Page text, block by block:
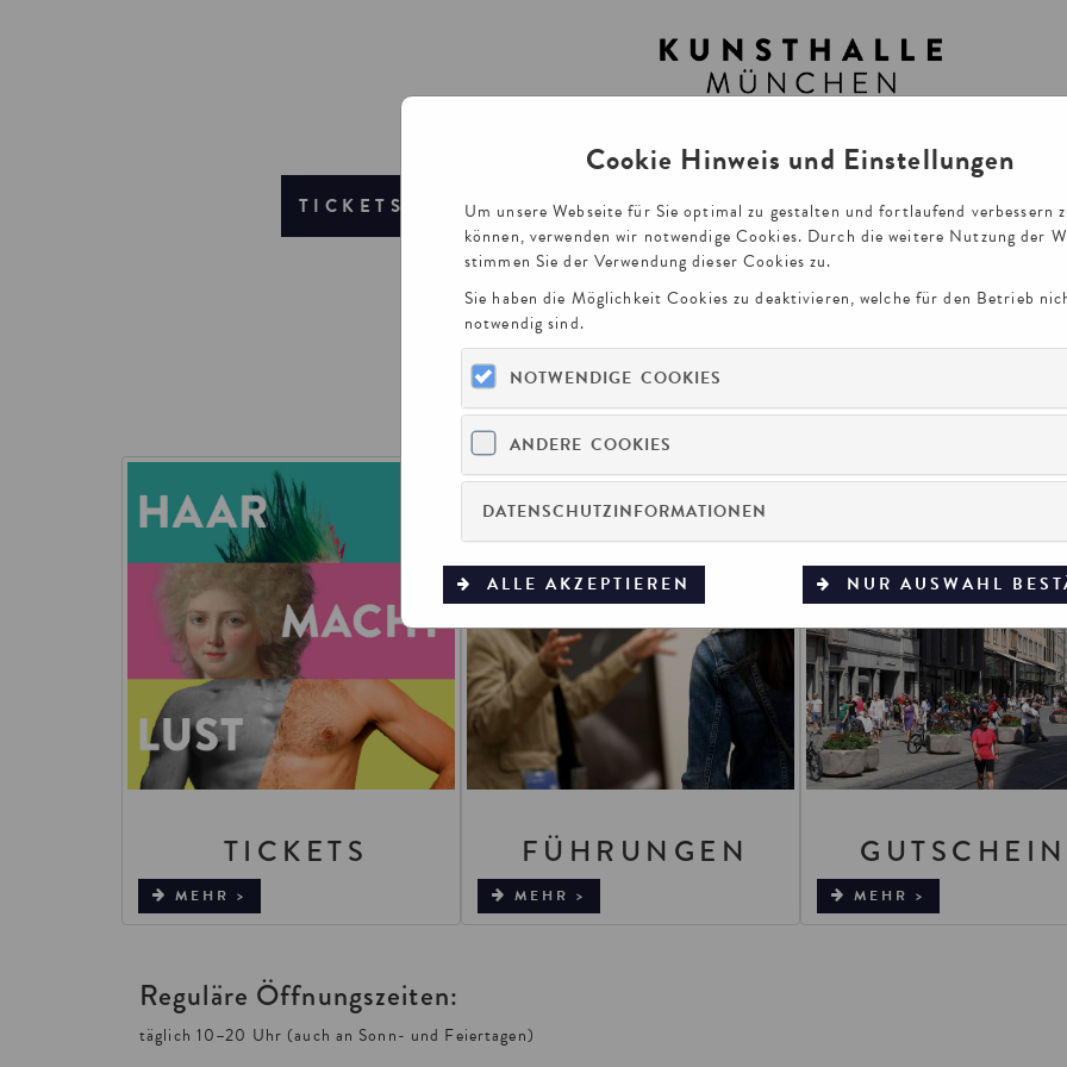
Cookie Hinweis und Einstellungen
Um unsere Webseite für Sie optimal zu gestalten und fortlaufend verbessern
können, verwenden wir notwendige Cookies. Durch die weitere Nutzung der
stimmen Sie der Verwendung dieser Cookies zu.
Sie haben die Möglichkeit Cookies zu deaktivieren, welche für den Betrieb
notwendig sind.
NOTWENDIGE COOKIES
ANDERE COOKIES
DATENSCHUTZINFORMATIONEN
ALLE AKZEPTIEREN NUR AUSWAHL
TICKETS FÜHRUNGEN GUTSCHEINE
HAAR - MACHT - LUST
20. März - 4. Oktober 2026
TICKETS
MEHR >
FÜHRUNGEN
MEHR > MEHR >
Reguläre Öffnungszeiten:​
täglich 10–20 Uhr (auch an Sonn- und Feiertagen)​